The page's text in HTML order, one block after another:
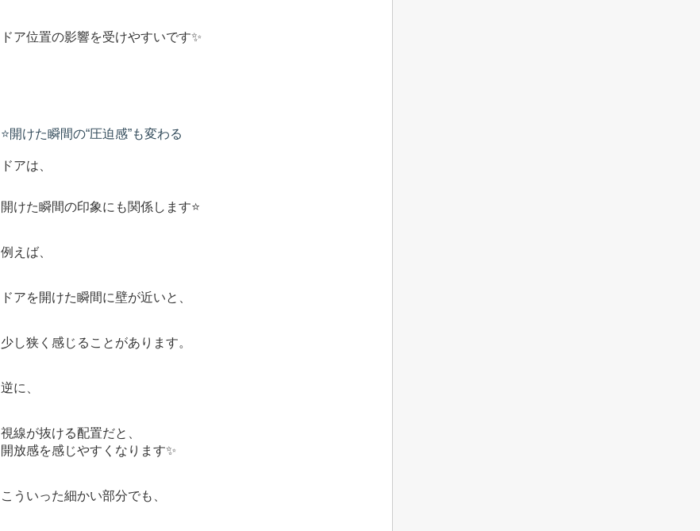
ドア位置の影響を受けやすいです✨
⭐️開けた瞬間の“圧迫感”も変わる
ドアは、
開けた瞬間の印象にも関係します⭐️
例えば、
ドアを開けた瞬間に壁が近いと、
少し狭く感じることがあります。
逆に、
視線が抜ける配置だと、
開放感を感じやすくなります✨
こういった細かい部分でも、